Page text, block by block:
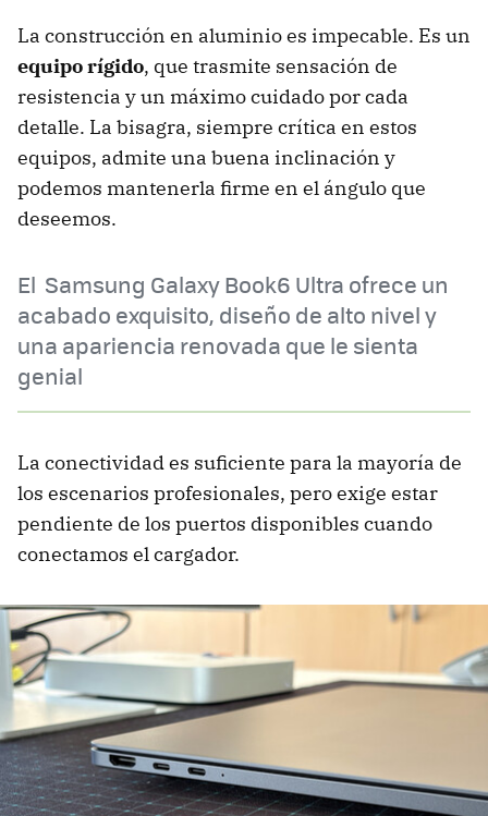
La construcción en aluminio es impecable. Es un
equipo rígido, que trasmite sensación de
resistencia y un máximo cuidado por cada
detalle. La bisagra, siempre crítica en estos
equipos, admite una buena inclinación y
podemos mantenerla firme en el ángulo que
deseemos.
El Samsung Galaxy Book6 Ultra ofrece un
acabado exquisito, diseño de alto nivel y
una apariencia renovada que le sienta
genial
La conectividad es suficiente para la mayoría de
los escenarios profesionales, pero exige estar
pendiente de los puertos disponibles cuando
conectamos el cargador.